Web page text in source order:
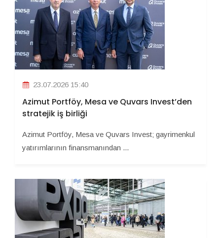
23.07.2026 15:40
Azimut Portföy, Mesa ve Quvars Invest’den
stratejik iş birliği
Azimut Portföy, Mesa ve Quvars Invest; gayrimenkul
yatırımlarının finansmanından ...